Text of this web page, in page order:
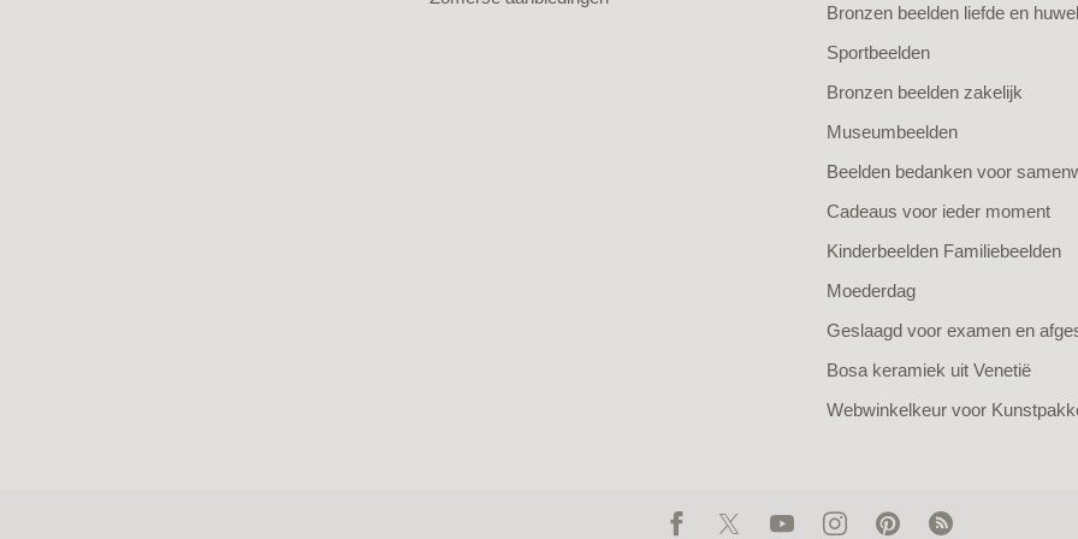
Bronzen beelden liefde en
Sportbeelden
Bronzen beelden zakelijk
Museumbeelden
Beelden bedanken voor
Cadeaus voor ieder moment
Kinderbeelden Familiebeelden
Moederdag
Geslaagd voor examen en
Bosa keramiek uit Venetië
Webwinkelkeur voor